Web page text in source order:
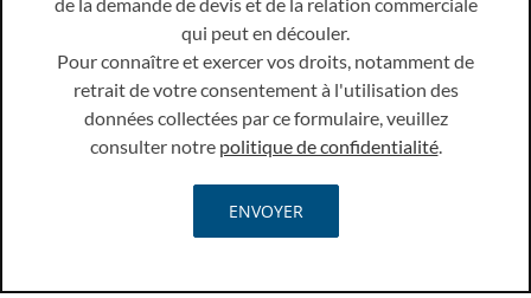
qui peut en découler.
Pour connaître et exercer vos droits, notamment de
retrait de votre consentement à l'utilisation des
données collectées par ce formulaire, veuillez
consulter notre politique de confidentialité.